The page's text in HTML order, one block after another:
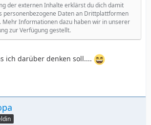
der externen Inhalte erklärst du dich damit
personenbezogene Daten an Drittplattformen
Informationen dazu haben wir in unserer
zur Verfügung gestellt.
ich darüber denken soll....